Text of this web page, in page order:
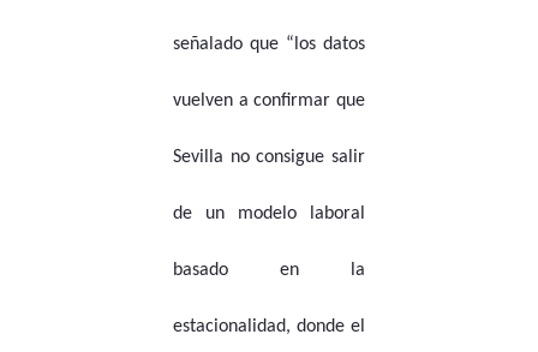
señalado que “los datos
vuelven a confirmar que
Sevilla no consigue salir
de un modelo laboral
basado en la
estacionalidad, donde el